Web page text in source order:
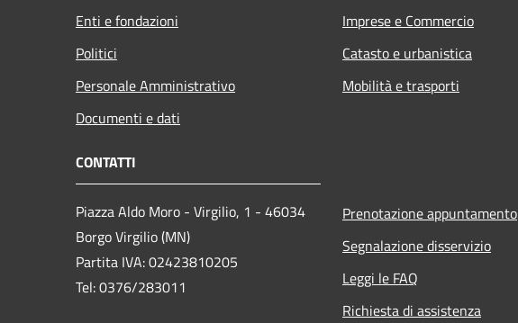
Enti e fondazioni
Politici
Personale Amministrativo
Documenti e dati
Imprese e Commercio
Catasto e urbanistica
Mobilità e trasporti
CONTATTI
Piazza Aldo Moro - Virgilio, 1 - 46034
Borgo Virgilio (MN)
Partita IVA: 02423810205
Tel: 0376/283011
Prenotazione appuntamento
Segnalazione disservizio
Leggi le FAQ
Richiesta di assistenza